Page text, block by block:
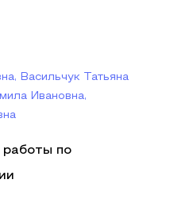
Васильчук Татьяна
Ивановна,
работы по